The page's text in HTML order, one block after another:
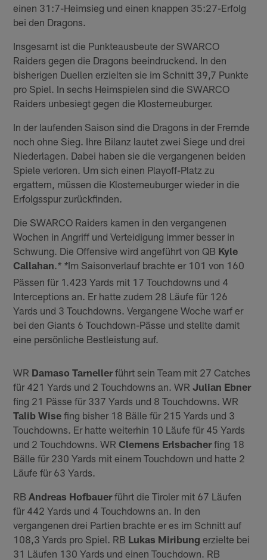
einen 31:7-Heimsieg und einen knappen 35:27-Erfolg
bei den Dragons.
Insgesamt ist die Punkteausbeute der SWARCO
Raiders gegen die Dragons beeindruckend. In den
bisherigen Duellen erzielten sie im Schnitt 39,7 Punkte
pro Spiel. In sechs Heimspielen sind die SWARCO
Raiders unbesiegt gegen die Klosterneuburger.
In der laufenden Saison sind die Dragons in der Fremde
noch ohne Sieg. Ihre Bilanz lautet zwei Siege und drei
Niederlagen. Dabei haben sie die vergangenen beiden
Spiele verloren. Um sich einen Playoff-Platz zu
ergattern, müssen die Klosterneuburger wieder in die
Erfolgsspur zurückfinden.
Die SWARCO Raiders kamen in den vergangenen
Wochen in Angriff und Verteidigung immer besser in
Schwung. Die Offensive wird angeführt von QB Kyle
Callahan * *Im Saisonverlauf brachte er 101 von 160
Pässen für 1.423 Yards mit 17 Touchdowns und 4
Interceptions an. Er hatte zudem 28 Läufe für 126
Yards und 3 Touchdowns. Vergangene Woche warf er
bei den Giants 6 Touchdown-Pässe und stellte damit
eine persönliche Bestleistung auf.
WR Damaso Tarnellerführt sein Team mit 27 Catches
für 421 Yards und 2 Touchdowns an. WRJulian Ebner
fing 21 Pässe für 337 Yards und 8 Touchdowns. WR
Talib Wise fing bisher 18 Bälle für 215 Yards und 3
Touchdowns. Er hatte weiterhin 10 Läufe für 45 Yards
und 2 Touchdowns. WRClemens Erlsbacherfing 18
Bälle für 230 Yards mit einem Touchdown und hatte 2
Läufe für 63 Yards.
RB Andreas Hofbauerführt die Tiroler mit 67 Läufen
für 442 Yards und 4 Touchdowns an. In den
vergangenen drei Partien brachte er es im Schnitt auf
108,3 Yards pro Spiel. RB Lukas Miribung erzielte bei
31 Läufen 130 Yards und einen Touchdown. RB